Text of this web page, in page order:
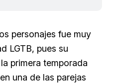
personajes fue muy
LGTB, pues su
primera temporada
una de las parejas